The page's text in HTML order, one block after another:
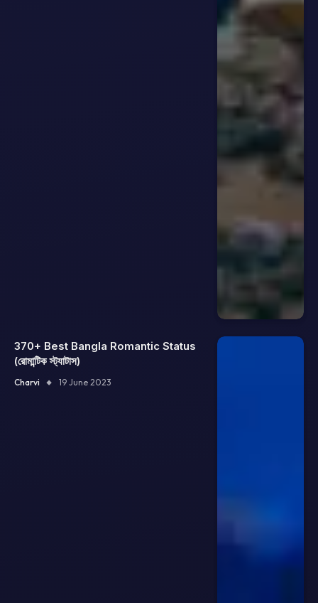
370+ Best Bangla Romantic Status
(রোমান্টিক স্ট্যাটাস)
Charvi 19 June 2023